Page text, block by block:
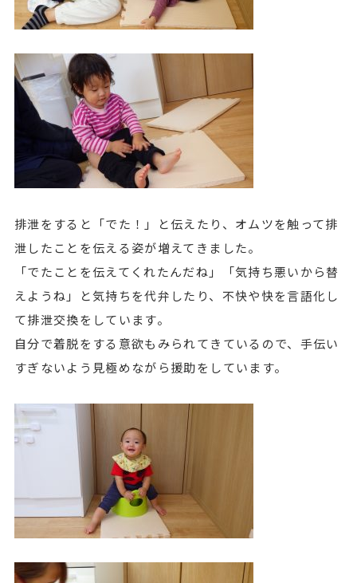
排泄をすると「でた！」と伝えたり、オムツを触って排
泄したことを伝える姿が増えてきました。
「でたことを伝えてくれたんだね」「気持ち悪いから替
えようね」と気持ちを代弁したり、不快や快を言語化し
て排泄交換をしています。
自分で着脱をする意欲もみられてきているので、手伝い
すぎないよう見極めながら援助をしています。